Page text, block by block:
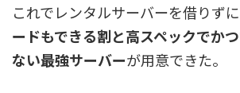
これでレンタルサーバーを借りずに
ードもできる割と高スペックでか
ない最強サーバーが用意できた。